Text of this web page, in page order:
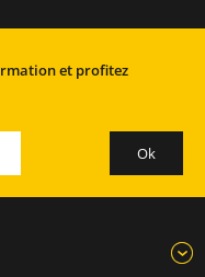
et profitez